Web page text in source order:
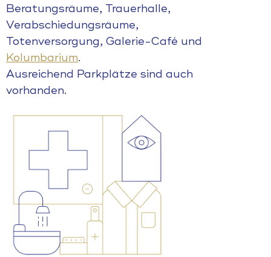
Beratungsräume, Trauerhalle,
Verabschiedungsräume,
Totenversorgung, Galerie-Café und
Kolumbarium.
Ausreichend Parkplätze sind auch
vorhanden.